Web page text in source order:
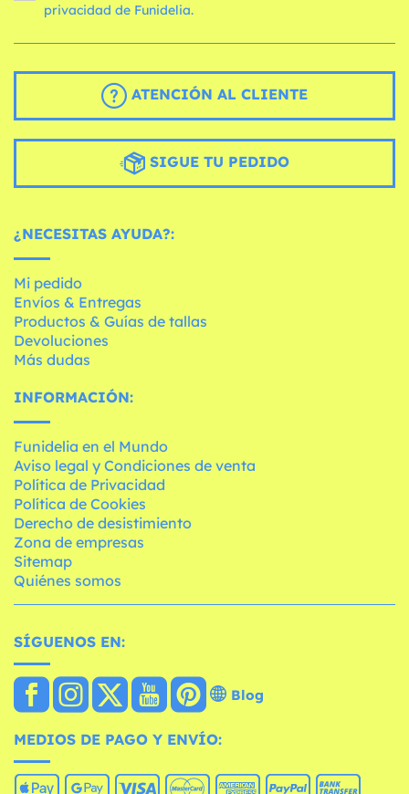
privacidad de Funidelia.
ATENCIÓN AL CLIENTE
SIGUE TU PEDIDO
¿NECESITAS AYUDA?:
Mi pedido
Envíos & Entregas
Productos & Guías de tallas
Devoluciones
Más dudas
INFORMACIÓN:
Funidelia en el Mundo
Aviso legal y Condiciones de venta
Política de Privacidad
Política de Cookies
Derecho de desistimiento
Zona de empresas
Sitemap
Quiénes somos
SÍGUENOS EN:
Blog
MEDIOS DE PAGO Y ENVÍO: